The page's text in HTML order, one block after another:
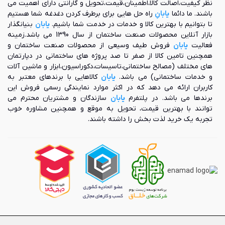
بسیاری در داخل کشور این محصول را به بازار عرضه می کنند. در
ادامه برخی از برند های معتبر تولید کننده کولر آبی مورد بررسی
قرار گرفته اند تا بتوانید با اطلاعات و آشنایی کامل با این برند ها،
خرید خود را به ثبت برسانید:
کولر آبی آبسال: کولر آبی آبسال، یکی از برندهای مطرح در صنعت
تهویه مطبوع ایران است که با تولید محصولات متنوع و باکیفیت،
نیازهای مختلف مشتریان را پوشش می ‌دهد. در واقع، شرکت آبسال
با استفاده از فناوری‌ های نوین و طراحی‌ های به‌ روز، تجربه خنک‌
سازی مؤثر و کارآمدی را به کاربران خود ارائه می‌ دهند. همچنین،
این شرکت کولر های آبی خود را در دو نوع پشت بامی و بالکنی به
تولید می رساند که به صورت پوشالی، سلولزی و کم مصرف ساخته
کولر آبی جنرال: کولر آبی جنرال، برندی شناخته ‌شده در کشور ایران
می باشد که با ارائه محصولاتی بادوام، نیاز مشتریان را در سطوح
مختلف برآورده می ‌کند. این برند در عرصه تولید و ساخت انواع کولر
آبی نیز فعالیت دارد و با استفاده از فناوری‌ های پیشرفته و طراحی
‌های کاربرپسند، تجربه ‌ای لذت ‌بخش از خنکی را برای کاربران فراهم
می‌ آورد. کولر های آبی برند جنرال در سه سری پرتابل، ساده و
نظر کیفیت،اصالت کالا،اطمینان،قیمت،تحویل و گارانتی دارای اهمیت می
باشند. ما دائما یابانِ راه حل هایی برای برطرف کردن دغدغه شما هستیم
تا بتوانیم با بهترین کالا و خدمات در خدمت شما باشیم.یابان بنیانگذار
بازار آنلاین محصولات صنعت ساختمان از سال 1390 می باشد.زمینه
فعالیتیابان فروش طیف وسیعی از محصولات صنعت ساختمان و
همچنین تامین کالا از صفر تا صد پروژه های ساختمانی در دپارتمان
های مختلف (مصالح ساختمانی،تاسیسات،دکوراسیون،ابزار و ماشین آلات
و خدمات ساختمانی) می باشد.یابان کالاهایی با برندهای معتبر به
کاربران ارائه می دهد که در اکثر موارد نمایندگی رسمی فروش این
برندها می باشد. در پلتفرمیابان سازندگان و مشتریان محترم می
توانند با بهترین قیمت، تحویل به موقع و همچنین مشاوره خوب
تجربه یک خرید لذت بخش را داشته باشند.